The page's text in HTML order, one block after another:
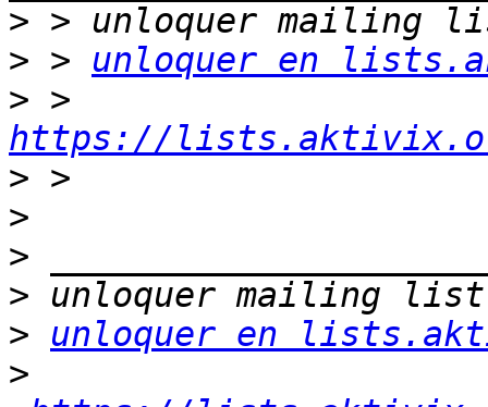
>
> > unloquer en
>
https://
>
>
>
>
>
unloquer en
>